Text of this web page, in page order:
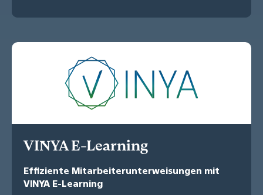
VINYA E-Learning
Effiziente Mitarbeiterunterweisungen mit
VINYA E-Learning